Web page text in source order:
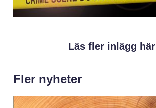
Läs fler inlägg här
Fler nyheter